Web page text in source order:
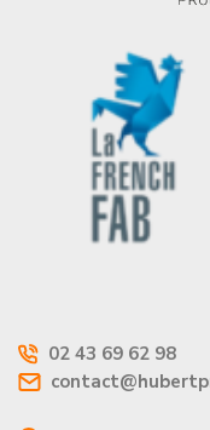
02 43 69 62 98